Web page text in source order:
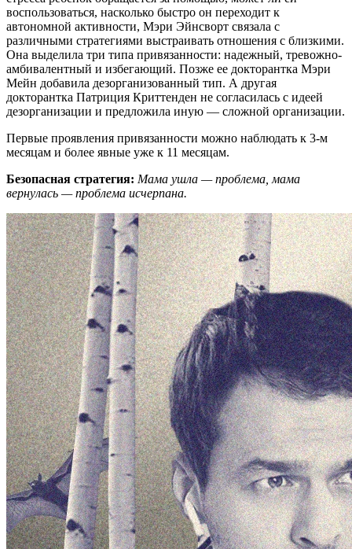
воспользоваться, насколько быстро он переходит к
автономной активности, Мэри Эйнсворт связала с
различными стратегиями выстраивать отношения с близкими.
Она выделила три типа привязанности: надежный, тревожно-
амбивалентный и избегающий. Позже ее докторантка Мэри
Мейн добавила дезорганизованный тип. А другая
докторантка Патриция Криттенден не согласилась с идеей
дезорганизации и предложила иную — сложной организации.
Первые проявления привязанности можно наблюдать к 3-м
месяцам и более явные уже к 11 месяцам.
Безопасная стратегия: Мама ушла — проблема, мама
вернулась — проблема исчерпана.